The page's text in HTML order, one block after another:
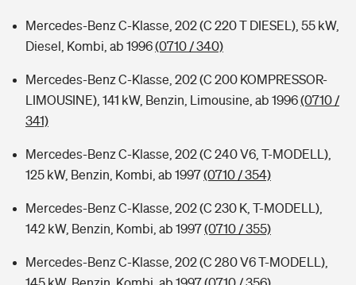
Mercedes-Benz C-Klasse, 202 (C 220 T DIESEL), 55 kW,
Diesel, Kombi, ab 1996(0710 / 340)
Mercedes-Benz C-Klasse, 202 (C 200 KOMPRESSOR-
LIMOUSINE), 141 kW, Benzin, Limousine, ab 1996(0710 /
341)
Mercedes-Benz C-Klasse, 202 (C 240 V6, T-MODELL),
125 kW, Benzin, Kombi, ab 1997(0710 / 354)
Mercedes-Benz C-Klasse, 202 (C 230 K, T-MODELL),
142 kW, Benzin, Kombi, ab 1997(0710 / 355)
Mercedes-Benz C-Klasse, 202 (C 280 V6 T-MODELL),